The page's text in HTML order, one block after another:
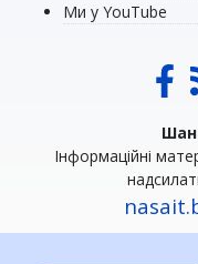
Ми у YouTube
Інформаційні